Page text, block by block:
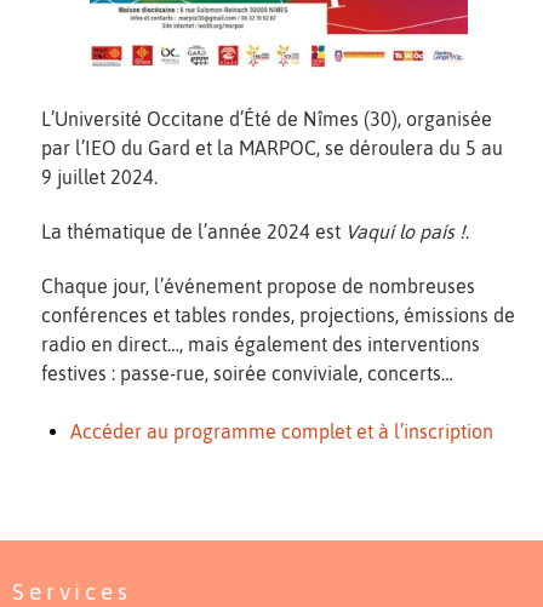
L’Université Occitane d’Été de Nîmes (30), organisée
par l’IEO du Gard et la MARPOC, se déroulera du 5 au
9 juillet 2024.
La thématique de l’année 2024 est Vaquí lo país !.
Chaque jour, l’événement propose de nombreuses
conférences et tables rondes, projections, émissions de
radio en direct…, mais également des interventions
festives : passe-rue, soirée conviviale, concerts…
Accéder au programme complet et à l’inscription
Services